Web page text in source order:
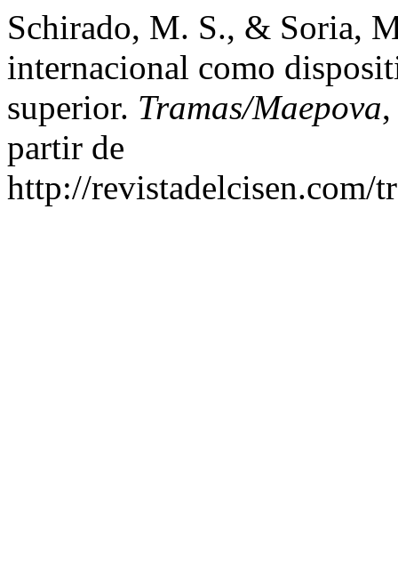
Schirado, M. S., & Soria,
internacional como
superior. Tramas/Maepova
partir de
http://revistadelcisen.com/